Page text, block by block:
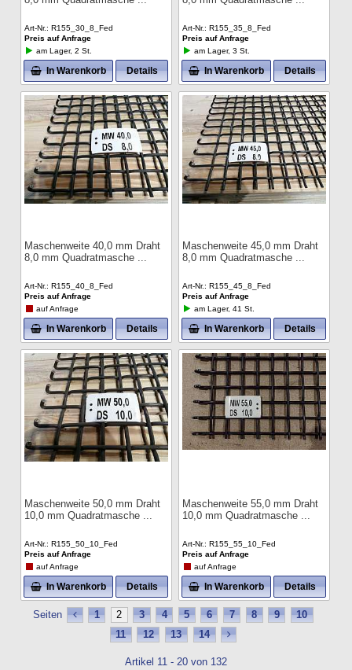
Art-Nr.
R155_30_8_Fed
Preis auf Anfrage
am Lager, 2 St.
In Warenkorb Details
Art-Nr.
R155_35_8_Fed
Preis auf Anfrage
am Lager, 3 St.
In Warenkorb Details
Maschenweite 40,0 mm Draht
8,0 mm Quadratmasche
Art-Nr.
R155_40_8_Fed
Preis auf Anfrage
auf Anfrage
In Warenkorb Details
Maschenweite 45,0 mm Draht
8,0 mm Quadratmasche
Art-Nr.
R155_45_8_Fed
Preis auf Anfrage
am Lager, 41 St.
In Warenkorb Details
Maschenweite 50,0 mm Draht
10,0 mm Quadratmasche
Art-Nr.
R155_50_10_Fed
Preis auf Anfrage
auf Anfrage
In Warenkorb Details
Maschenweite 55,0 mm Draht
10,0 mm Quadratmasche
Art-Nr.
R155_55_10_Fed
Preis auf Anfrage
auf Anfrage
In Warenkorb Details
Seiten 1 2 3 4 5 6 7 8 9
10
11
12 13 14
Artikel 11 - 20 von 132